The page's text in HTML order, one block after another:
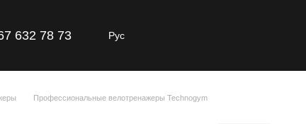
632 78 73 Рус
Профессиональные велотренажеры Technogym